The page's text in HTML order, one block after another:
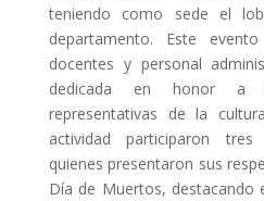
teniendo como sede el
departamento. Este
docentes y personal
dedicada en honor a
representativas de la
actividad participaron
quienes presentaron sus
Día de Muertos, destacando